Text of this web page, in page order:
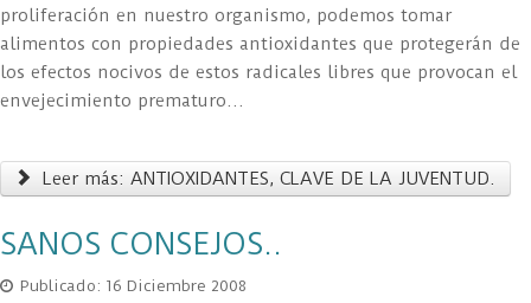
proliferación en nuestro organismo, podemos tomar
alimentos con propiedades antioxidantes que protegerán de
los efectos nocivos de estos radicales libres que provocan el
envejecimiento prematuro...
Leer más: ANTIOXIDANTES, CLAVE DE LA JUVENTUD.
SANOS CONSEJOS..
Publicado: 16 Diciembre 2008